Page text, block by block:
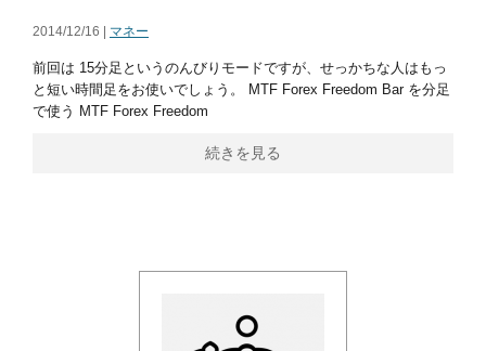
2014/12/16 | マネー
前回は 15分足というのんびりモードですが、せっかちな人はもっ
と短い時間足をお使いでしょう。 MTF Forex Freedom Bar を分足
で使う MTF Forex Freedom
続きを見る